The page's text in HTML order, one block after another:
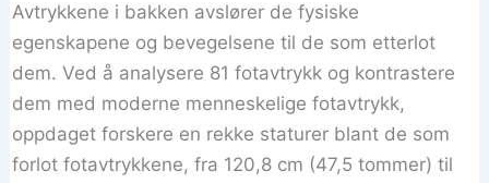
Avtrykkene i bakken avslører de fysiske
egenskapene og bevegelsene til de som etterlot
dem. Ved å analysere 81 fotavtrykk og kontrastere
dem med moderne menneskelige fotavtrykk,
oppdaget forskere en rekke staturer blant de som
forlot fotavtrykkene, fra 120,8 cm (47,5 tommer) til